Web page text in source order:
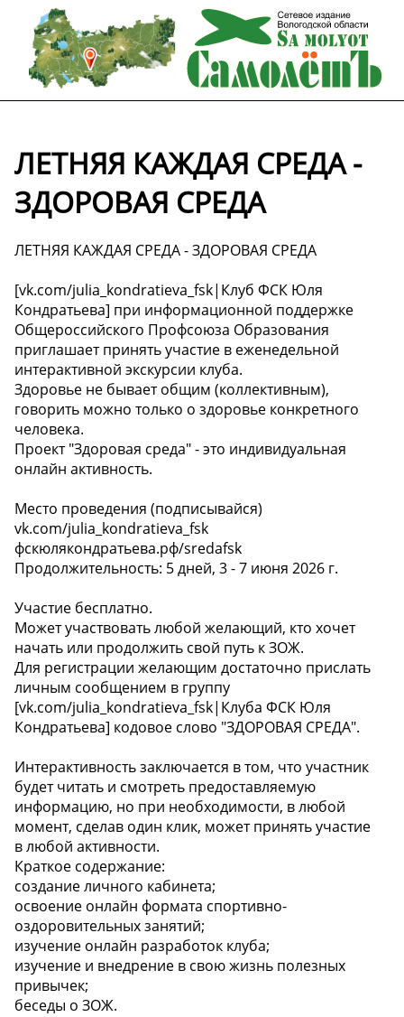
ЛЕТНЯЯ КАЖДАЯ СРЕДА -
ЗДОРОВАЯ СРЕДА
ЛЕТНЯЯ КАЖДАЯ СРЕДА - ЗДОРОВАЯ СРЕДА
[vk.com/julia_kondratieva_fsk|Клуб ФСК Юля
Кондратьева] при информационной поддержке
Общероссийского Профсоюза Образования
приглашает принять участие в еженедельной
интерактивной экскурсии клуба.
Здоровье не бывает общим (коллективным),
говорить можно только о здоровье конкретного
человека.
Проект "Здоровая среда" - это индивидуальная
онлайн активность.
Место проведения (подписывайся)
vk.com/julia_kondratieva_fsk
фскюлякондратьева.рф/sredafsk
Продолжительность: 5 дней, 3 - 7 июня 2026 г.
Участие бесплатно.
Может участвовать любой желающий, кто хочет
начать или продолжить свой путь к ЗОЖ.
Для регистрации желающим достаточно прислать
личным сообщением в группу
[vk.com/julia_kondratieva_fsk|Клуба ФСК Юля
Кондратьева] кодовое слово "ЗДОРОВАЯ СРЕДА".
Интерактивность заключается в том, что участник
будет читать и смотреть предоставляемую
информацию, но при необходимости, в любой
момент, сделав один клик, может принять участие
в любой активности.
Краткое содержание:
создание личного кабинета;
освоение онлайн формата спортивно-
оздоровительных занятий;
изучение онлайн разработок клуба;
изучение и внедрение в свою жизнь полезных
привычек;
беседы о ЗОЖ.